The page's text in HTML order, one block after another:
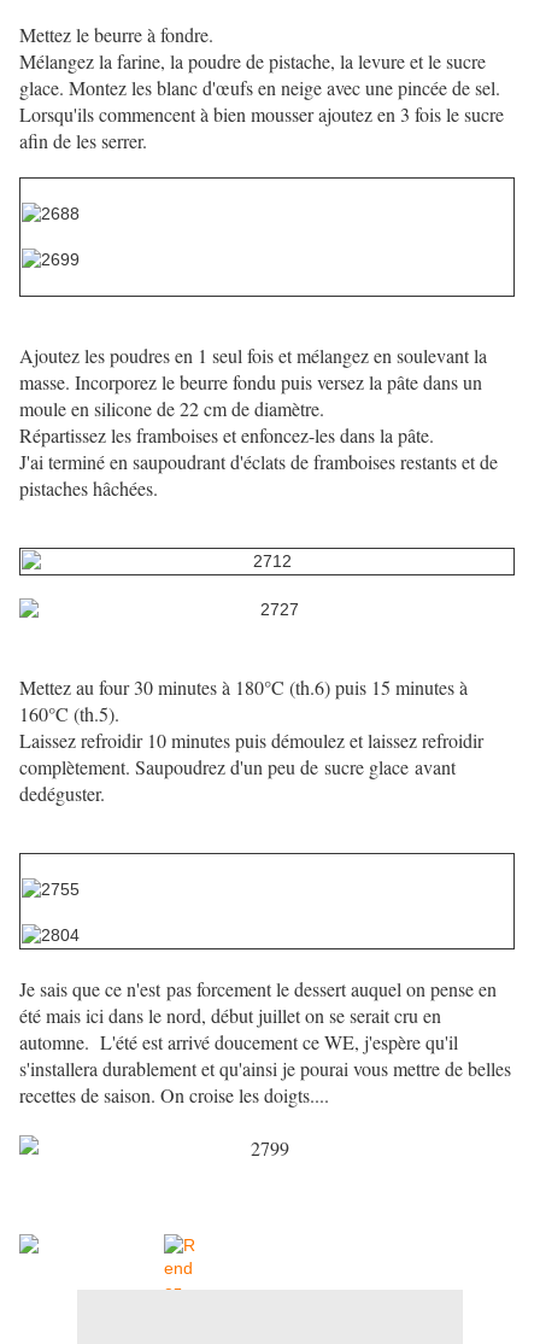
Mettez le beurre à fondre.
Mélangez la farine, la poudre de pistache, la levure et le sucre
glace. Montez les blanc d'œufs en neige avec une pincée de sel.
Lorsqu'ils commencent à bien mousser ajoutez en 3 fois le sucre
afin de les serrer.
Ajoutez les poudres en 1 seul fois et mélangez en soulevant la
masse. Incorporez le beurre fondu puis versez la pâte dans un
moule en silicone de 22 cm de diamètre.
Répartissez les framboises et enfoncez-les dans la pâte.
J'ai terminé en saupoudrant d'éclats de framboises restants et de
pistaches hâchées.
Mettez au four 30 minutes à 180°C (th.6) puis 15 minutes à
160°C (th.5).
Laissez refroidir 10 minutes puis démoulez et laissez refroidir
complètement. Saupoudrez d'un peu de sucre glace avant
dedéguster.
Je sais que ce n'est pas forcement le dessert auquel on pense en
été mais ici dans le nord, début juillet on se serait cru en
automne. L'été est arrivé doucement ce WE, j'espère qu'il
s'installera durablement et qu'ainsi je pourai vous mettre de belles
recettes de saison. On croise les doigts....